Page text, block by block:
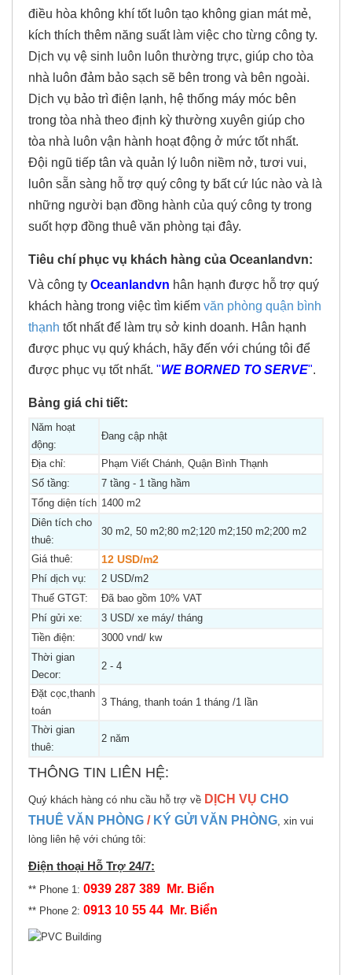
điều hòa không khí tốt luôn tạo không gian mát mẻ,
kích thích thêm năng suất làm việc cho từng công ty.
Dịch vụ vệ sinh luôn luôn thường trực, giúp cho tòa
nhà luôn đảm bảo sạch sẽ bên trong và bên ngoài.
Dịch vụ bảo trì điện lạnh, hệ thống máy móc bên
trong tòa nhà theo định kỳ thường xuyên giúp cho
tòa nhà luôn vận hành hoạt động ở mức tốt nhất.
Đội ngũ tiếp tân và quản lý luôn niềm nở, tươi vui,
luôn sẵn sàng hỗ trợ quý công ty bất cứ lúc nào và là
những người bạn đồng hành của quý công ty trong
suốt hợp đồng thuê văn phòng tại đây.
Tiêu chí phục vụ khách hàng của Oceanlandvn:
Và công ty Oceanlandvn hân hạnh được hỗ trợ quý
khách hàng trong việc tìm kiếm văn phòng quận bình
thạnh tốt nhất để làm trụ sở kinh doanh. Hân hạnh
được phục vụ quý khách, hãy đến với chúng tôi để
được phục vụ tốt nhất. "WE BORNED TO SERVE".
Bảng giá chi tiết:
Năm hoạt
động:
Đang cập nhật
Địa chỉ:
Phạm Viết Chánh, Quận Bình Thạnh
Số tầng:
7 tầng - 1 tầng hầm
Tổng diện tích 1400 m2
Diên tích cho
thuê:
30 m2, 50 m2;80 m2;120 m2;150 m2;200 m2
Giá thuê: 12 USD/m2
Phí dịch vụ:
2 USD/m2
Thuế GTGT:
Đã bao gồm 10% VAT
Phí gửi xe:
3 USD/ xe máy/ tháng
Tiền điện:
3000 vnd/ kw
Thời gian
Decor:
2 - 4
Đặt cọc,thanh
toán
3 Tháng, thanh toán 1 tháng /1 lần
Thời gian
thuê:
2 năm
THÔNG TIN LIÊN HỆ:
Quý khách hàng có nhu cầu hỗ trợ về DỊCH VỤ CHO
THUÊ VĂN PHÒNG / KÝ GỬI VĂN PHÒNG , xin vui
lòng liên hệ với chúng tôi:
Điện thoại Hỗ Trợ 24/7:
** Phone 1: 0939 287 389 Mr. Biển
** Phone 2: 0913 10 55 44 Mr. Biển